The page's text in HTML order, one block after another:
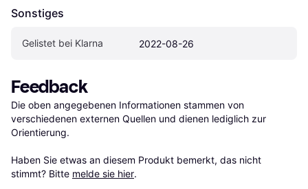
Sonstiges
Gelistet bei Klarna 2022-08-26
Feedback
Die oben angegebenen Informationen stammen von
verschiedenen externen Quellen und dienen lediglich zur
Orientierung.
Haben Sie etwas an diesem Produkt bemerkt, das nicht
stimmt? Bitte melde sie hier.